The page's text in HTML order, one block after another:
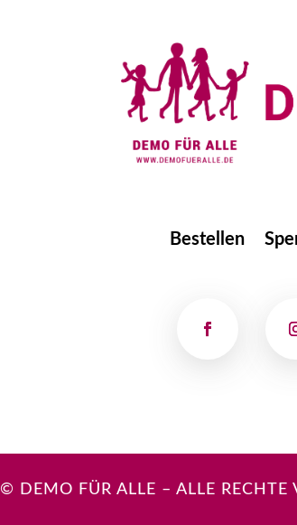
Bestellen
© DEMO FÜR ALLE – ALLE RECHTE